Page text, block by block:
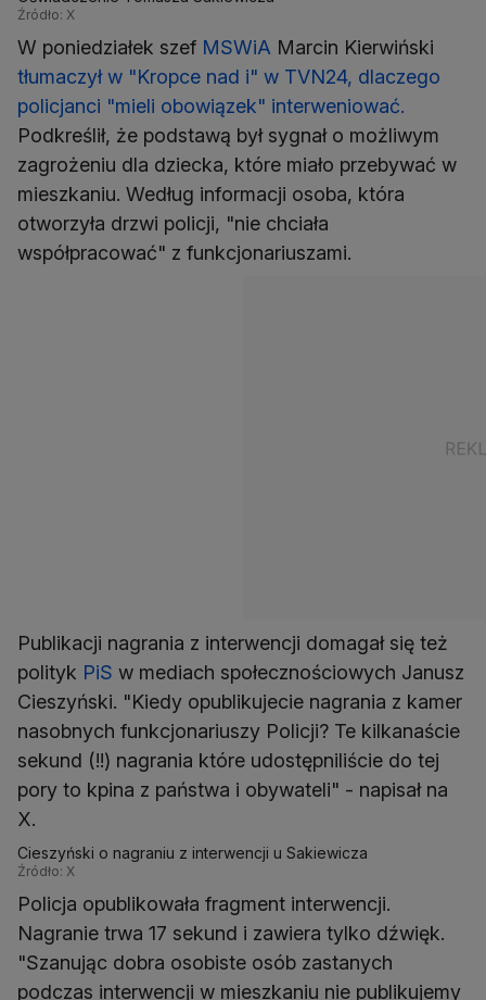
Źródło: X
W poniedziałek szef MSWiA Marcin Kierwiński
tłumaczył w "Kropce nad i" w TVN24, dlaczego
policjanci "mieli obowiązek" interweniować.
Podkreślił, że podstawą był sygnał o możliwym
zagrożeniu dla dziecka, które miało przebywać w
mieszkaniu. Według informacji osoba, która
otworzyła drzwi policji, "nie chciała
współpracować" z funkcjonariuszami.
Publikacji nagrania z interwencji domagał się też
polityk PiS w mediach społecznościowych Janusz
Cieszyński. "Kiedy opublikujecie nagrania z kamer
nasobnych funkcjonariuszy Policji? Te kilkanaście
sekund (!!) nagrania które udostępniliście do tej
pory to kpina z państwa i obywateli" - napisał na
X.
Cieszyński o nagraniu z interwencji u Sakiewicza
Źródło: X
Policja opublikowała fragment interwencji.
Nagranie trwa 17 sekund i zawiera tylko dźwięk.
"Szanując dobra osobiste osób zastanych
podczas interwencji w mieszkaniu nie publikujemy